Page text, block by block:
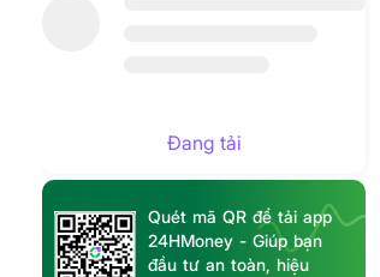
Đang tải
Quét mã QR để tải app
24HMoney - Giúp bạn
đầu tư an toàn, hiệu